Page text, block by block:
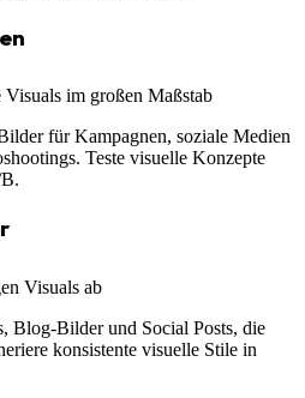
im großen Maßstab
für Kampagnen, soziale Medien
Teste visuelle Konzepte
Visuals ab
Blog-Bilder und Social Posts, die
konsistente visuelle Stile in